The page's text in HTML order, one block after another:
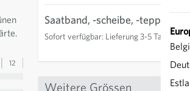
12
Saatband, -scheibe, -teppich
Sofort verfügbar: Lieferung 3-5 Tage
Weitere Grössen